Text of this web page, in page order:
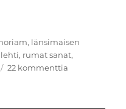
, länsimaisen
, rumat sanat,
22 kommenttia